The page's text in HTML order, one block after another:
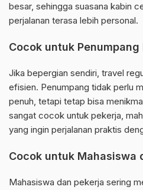
besar, sehingga suasana kabin
perjalanan terasa lebih personal.
Cocok untuk Penumpang
Jika bepergian sendiri, travel
efisien. Penumpang tidak perlu
penuh, tetapi tetap bisa
sangat cocok untuk pekerja,
yang ingin perjalanan praktis
Cocok untuk Mahasiswa
Mahasiswa dan pekerja sering